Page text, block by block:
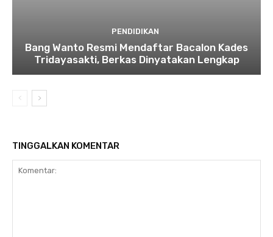
PENDIDIKAN
Bang Wanto Resmi Mendaftar Bacalon Kades
Tridayasakti, Berkas Dinyatakan Lengkap
TINGGALKAN KOMENTAR